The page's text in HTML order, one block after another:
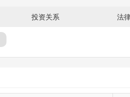
投资关系 法